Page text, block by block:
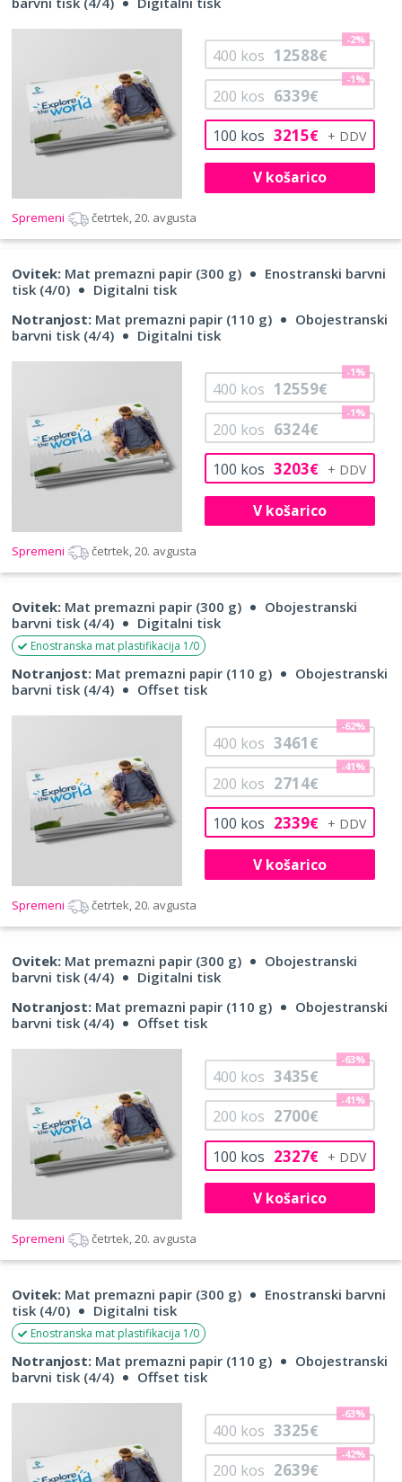
100 kos 3215€
200 kos 6339€
-1%
400 kos 12588€
-2%
V košarico
Spremeni četrtek, 20. avgusta
Ovitek: Mat premazni papir (300 g)
Enostranski barvni
tisk (4/0)
Digitalni tisk
Notranjost: Mat premazni papir (110 g)
Obojestranski
barvni tisk (4/4)
Digitalni tisk
100 kos 3203€
200 kos 6324€
-1%
400 kos 12559€
-1%
V košarico
Spremeni četrtek, 20. avgusta
Ovitek: Mat premazni papir (300 g)
Obojestranski
barvni tisk (4/4)
Digitalni tisk
Enostranska mat plastifikacija 1/0
Notranjost: Mat premazni papir (110 g)
Obojestranski
barvni tisk (4/4)
Offset tisk
100 kos 2339€
200 kos 2714€
-41%
400 kos 3461€
-62%
V košarico
Spremeni četrtek, 20. avgusta
Ovitek: Mat premazni papir (300 g)
Obojestranski
barvni tisk (4/4)
Digitalni tisk
Notranjost: Mat premazni papir (110 g)
Obojestranski
barvni tisk (4/4)
Offset tisk
100 kos 2327€
200 kos 2700€
-41%
400 kos 3435€
-63%
V košarico
Spremeni četrtek, 20. avgusta
Ovitek: Mat premazni papir (300 g)
Enostranski barvni
tisk (4/0)
Digitalni tisk
Enostranska mat plastifikacija 1/0
Notranjost: Mat premazni papir (110 g)
Obojestranski
barvni tisk (4/4)
Offset tisk
200 kos 2639€
-42%
400 kos 3325€
-63%